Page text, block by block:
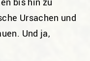
Ursachen und
Und ja,